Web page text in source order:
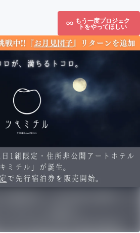
もう一度プロジェク
トをやってほしい